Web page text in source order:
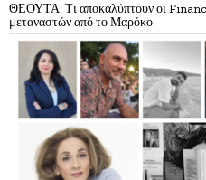
ΘΕΟΥΤΑ: Τι αποκαλύπτουν οι
μεταναστών από το Μαρόκο